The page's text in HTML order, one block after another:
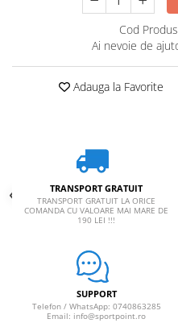
Cod
Ai nevoie de
Adauga la Favorite
TRANSPORT GRATUIT
TRANSPORT GRATUIT LA ORICE
COMANDA CU VALOARE MAI MARE DE
190 LEI !!!
SUPPORT
Telefon / WhatsApp: 0740863285
Email: info@sportpoint.ro